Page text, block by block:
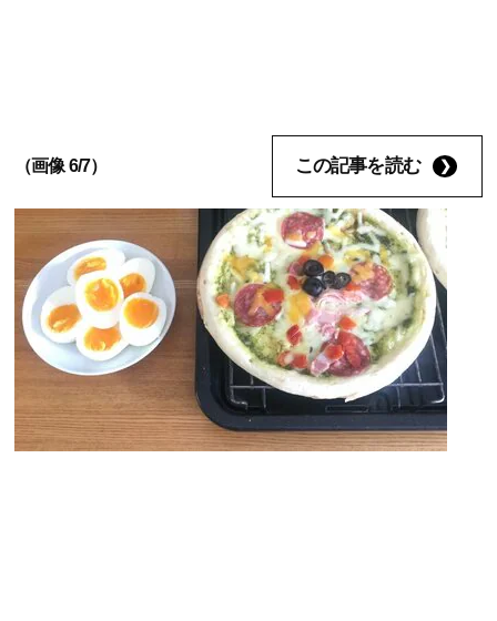
（画像 6/7） この記事を読む